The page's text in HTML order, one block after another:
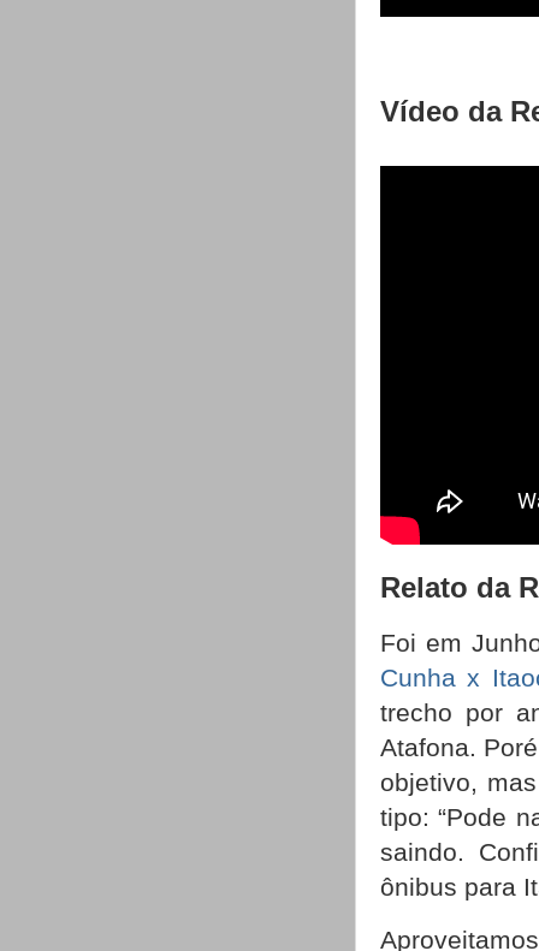
Vídeo da
Relato da
Foi em
Cunha x
trecho por
Atafona.
objetivo,
tipo: “Pode
saindo.
ônibus para